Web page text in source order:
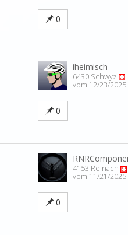
0
iheimisch
6430 Schwyz
vom 12/23/2025
0
4153 Reinach
vom 11/21/2025
0